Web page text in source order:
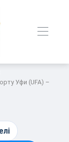
Уфи (UFA) –